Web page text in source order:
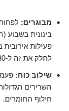
מבוגרים:
פעילות
לחלק את זה ל-30 דקות, 5 פעמים בשבוע.
שילוב כוח:
השרירים
חילוף החומרים.